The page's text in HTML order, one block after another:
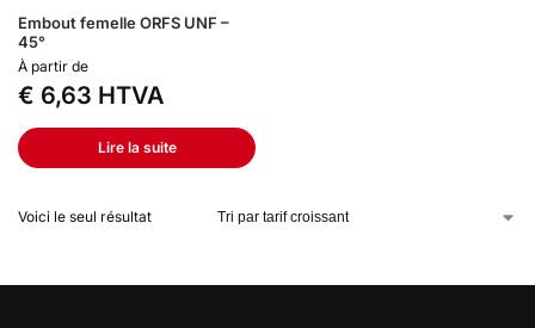
Embout femelle ORFS UNF –
45°
À partir de
€ 6,63 HTVA
Lire la suite
Voici le seul résultat